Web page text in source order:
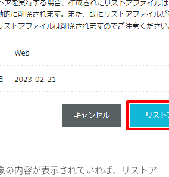
の内容が表示されていれば、リストア